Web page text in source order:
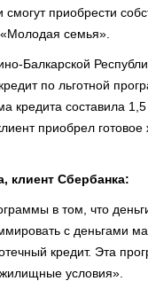
смогут приобрести
семья».
Балкарской
по льготной
кредита составила
приобрел готовое
клиент Сбербанка:
в том, что
с деньгами
кредит. Эта
условия».